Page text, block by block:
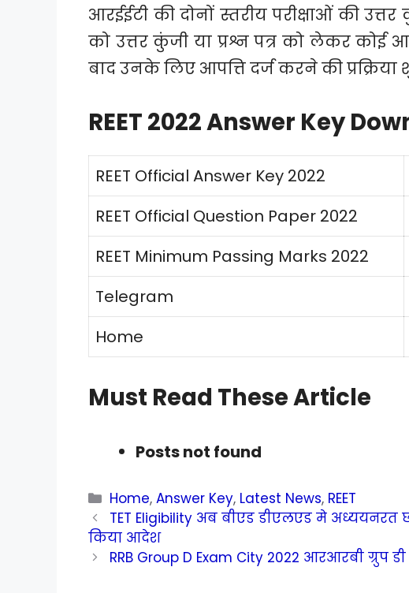
आरईईटी की दोनों स्तरीय परीक्षाओं की उत्तर
को उत्तर कुंजी या प्रश्न पत्र को लेकर कोई
बाद उनके लिए आपत्ति दर्ज करने की प्रक्रिया
REET 2022 Answer Key
REET Official Answer Key 2022
REET Official Question Paper 2022
REET Minimum Passing Marks 2022
Telegram
Home
Must Read These Article
Posts not found
Categories
Home,Answer Key, Latest News, REET
TET Eligibility अब बीएड डीएलएड मे अध्ययनरत
किया आदेश
RRB Group D Exam City 2022 आरआरबी ग्रुप